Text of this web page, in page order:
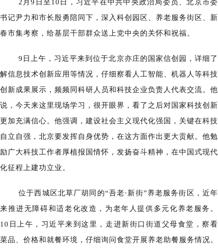
2月9日至10日，习近平在中共中央政治局委员、北京市委
书记尹力和市长殷勇陪同下，深入科创园区、养老服务街区、新
春市集考察，给基层干部群众送上党中央的关怀和祝福。
9日上午，习近平来到位于北京亦庄的国家信创园，详细了
解信息技术创新应用等情况，仔细察看人工智能、机器人等科技
创新成果展示，频频同科研人员和科技企业负责人代表交流。他
说，今天来这里现场学习，很开眼界，看了之后对国家科技创新
更加充满信心。他强调，建设社会主义现代化强国，关键在科技
自立自强，北京要发挥自身优势，在这方面作出更大贡献。他勉
励广大科技工作者厚植报国情怀，发扬奋斗精神，在中国式现代
化征程上建功立业。
位于西城区北草厂胡同的“吾老·新街”养老服务街区，近年
来推进无障碍和适老化改造，为老年人提供多元化养老服务。
10日上午，习近平来到这里，走进新街口街道父母食堂，察看
菜品、价格和就餐环境，仔细询问食堂开展养老助餐服务情况。